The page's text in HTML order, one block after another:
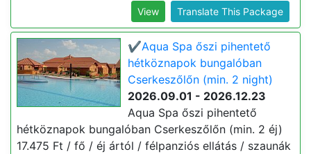
View Translate This Package
✔️Aqua Spa őszi pihentető
hétköznapok bungalóban
Cserkeszőlőn (min. 2 night)
2026.09.01 - 2026.12.23
Aqua Spa őszi pihentető
hétköznapok bungalóban Cserkeszőlőn (min. 2 éj)
17.475 Ft / fő / éj ártól / félpanziós ellátás / szaunák